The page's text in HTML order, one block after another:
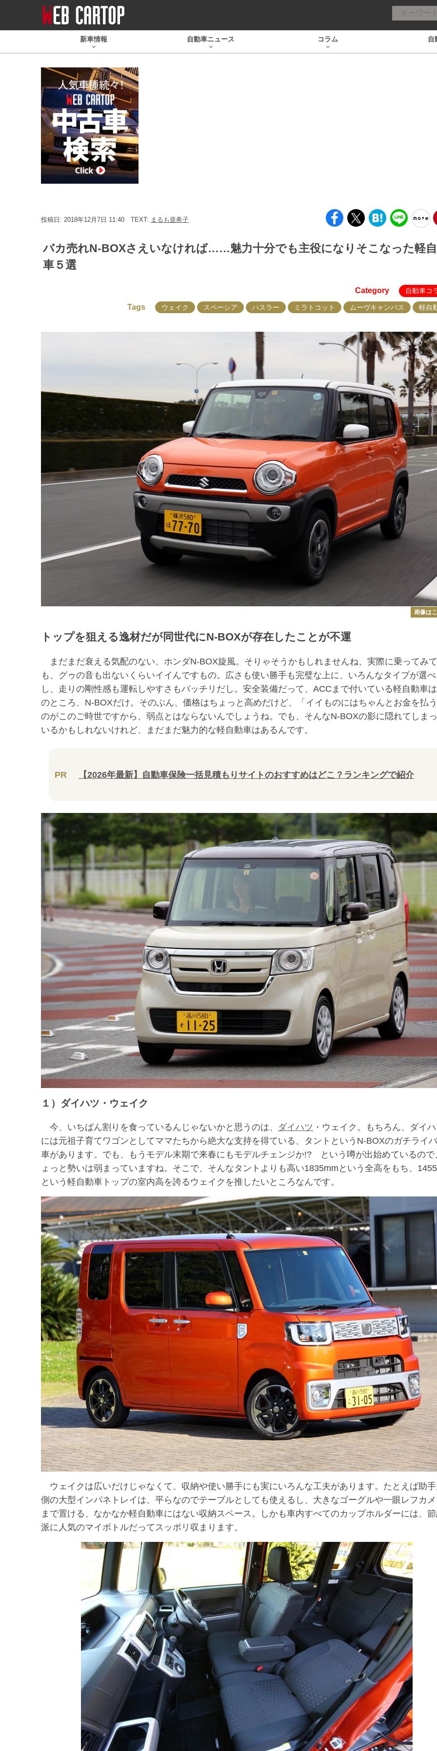
新車情報 自動車ニュース コラム 自
投稿日: 2018年12月7日 11:40 TEXT: まるも亜希子
バカ売れN-BOXさえいなければ……魅力十分でも主役になりそこなった軽
車５選
Category 自動車コ
Tags ウェイク スペーシア ハスラー ミラトコット ムーヴキャンバス 軽自
画像は
トップを狙える逸材だが同世代にN-BOXが存在したことが不運
まだまだ衰える気配のない、ホンダN-BOX旋風。そりゃそうかもしれませんね、実際に乗ってみて
も、グゥの音も出ないくらいイイんですもの。広さも使い勝手も完璧な上に、いろんなタイプが選
し、走りの剛性感も運転しやすさもバッチリだし。安全装備だって、ACCまで付いている軽自動車
のところ、N-BOXだけ。そのぶん、価格はちょっと高めだけど、「イイものにはちゃんとお金を払
のがこのご時世ですから、弱点とはならないんでしょうね。でも、そんなN-BOXの影に隠れてしま
いるかもしれないけれど、まだまだ魅力的な軽自動車はあるんです。
PR 【2026年最新】自動車保険一括見積もりサイトのおすすめはどこ？ランキングで紹介
１）ダイハツ・ウェイク
今、いちばん割りを食っているんじゃないかと思うのは、 ダイハツ ・ウェイク。もちろん、ダイ
には元祖子育てワゴンとしてママたちから絶大な支持を得ている、タントというN-BOXのガチライ
車があります。でも、もうモデル末期で来春にもモデルチェンジか!? という噂が出始めているので
ょっと勢いは弱まっていますね。そこで、そんなタントよりも高い1835mmという全高をもち、
という軽自動車トップの室内高を誇るウェイクを推したいところなんです。
ウェイクは広いだけじゃなくて、収納や使い勝手にも実にいろんな工夫があります。たとえば助
側の大型インパネトレイは、平らなのでテーブルとしても使えるし、大きなゴーグルや一眼レフカ
まで置ける、なかなか軽自動車にはない収納スペース。しかも車内すべてのカップホルダーには、
派に人気のマイボトルだってスッポリ収まります。